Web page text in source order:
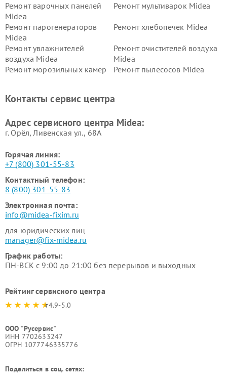
Ремонт варочных панелей
Midea
Ремонт мультиварок Midea
Ремонт парогенераторов
Midea
Ремонт хлебопечек Midea
Ремонт увлажнителей
воздуха Midea
Ремонт очистителей воздуха
Midea
Ремонт морозильных камер
Ремонт пылесосов Midea
пылесосов Midea
Midea
Контакты сервис центра
Адрес сервисного центра Midea:
г. Орёл, Ливенская ул., 68А
Горячая линия:
+7 (800) 301-55-83
Контактный телефон:
8 (800) 301-55-83
Электронная почта:
info@midea-fixim.ru
для юридических лиц
manager@fix-midea.ru
График работы:
ПН-ВСК с 9:00 до 21:00 без перерывов и выходных
Рейтинг сервисного центра
4.9-5.0
ООО "Русервис"
ИНН 7702633247
ОГРН 1077746335776
Поделиться в соц. сетях: